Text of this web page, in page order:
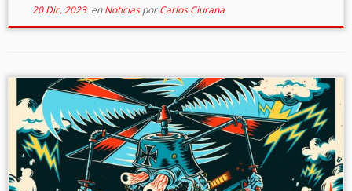
20 Dic, 2023enNoticiasporCarlos Ciurana